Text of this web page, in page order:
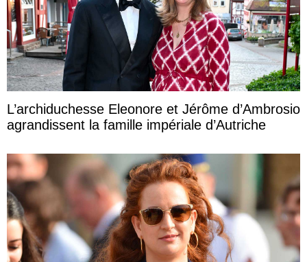
L’archiduchesse Eleonore et Jérôme d’Ambrosio
agrandissent la famille impériale d’Autriche